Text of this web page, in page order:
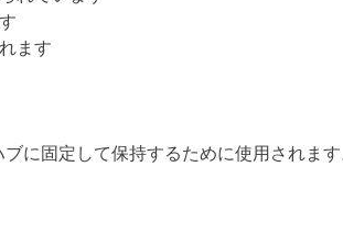
ます
に固定して保持するために使用されます